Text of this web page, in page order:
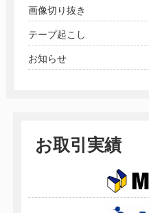
画像切り抜き
テープ起こし
お知らせ
お取引実績